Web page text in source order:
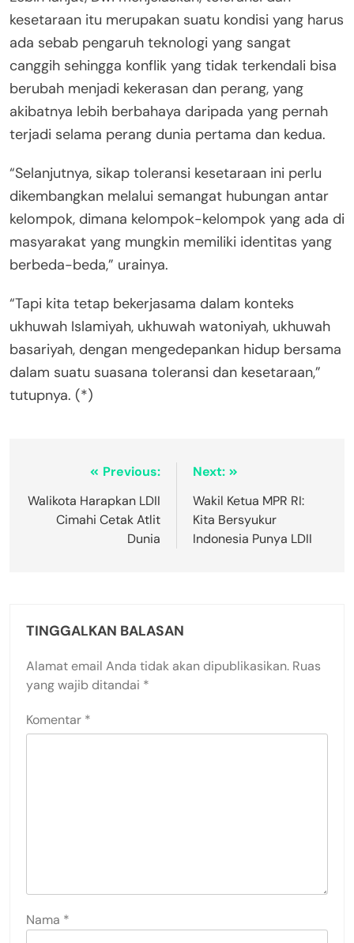
kesetaraan itu merupakan suatu kondisi yang harus
ada sebab pengaruh teknologi yang sangat
canggih sehingga konflik yang tidak terkendali bisa
berubah menjadi kekerasan dan perang, yang
akibatnya lebih berbahaya daripada yang pernah
terjadi selama perang dunia pertama dan kedua.
“Selanjutnya, sikap toleransi kesetaraan ini perlu
dikembangkan melalui semangat hubungan antar
kelompok, dimana kelompok-kelompok yang ada di
masyarakat yang mungkin memiliki identitas yang
berbeda-beda,” urainya.
“Tapi kita tetap bekerjasama dalam konteks
ukhuwah Islamiyah, ukhuwah watoniyah, ukhuwah
basariyah, dengan mengedepankan hidup bersama
dalam suatu suasana toleransi dan kesetaraan,”
tutupnya. (*)
Previous:
Walikota Harapkan LDII
Cimahi Cetak Atlit
Dunia
Next:
Wakil Ketua MPR RI:
Kita Bersyukur
Indonesia Punya LDII
TINGGALKAN BALASAN
Alamat email Anda tidak akan dipublikasikan. Ruas
yang wajib ditandai *
Komentar *
Nama *